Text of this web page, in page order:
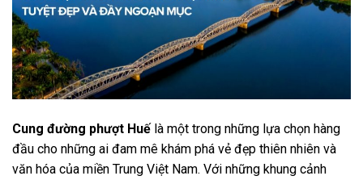
Cung đường phượt Huếlà một trong những lựa chọn hàng
đầu cho những ai đam mê khám phá vẻ đẹp thiên nhiên và
văn hóa của miền Trung Việt Nam. Với những khung cảnh